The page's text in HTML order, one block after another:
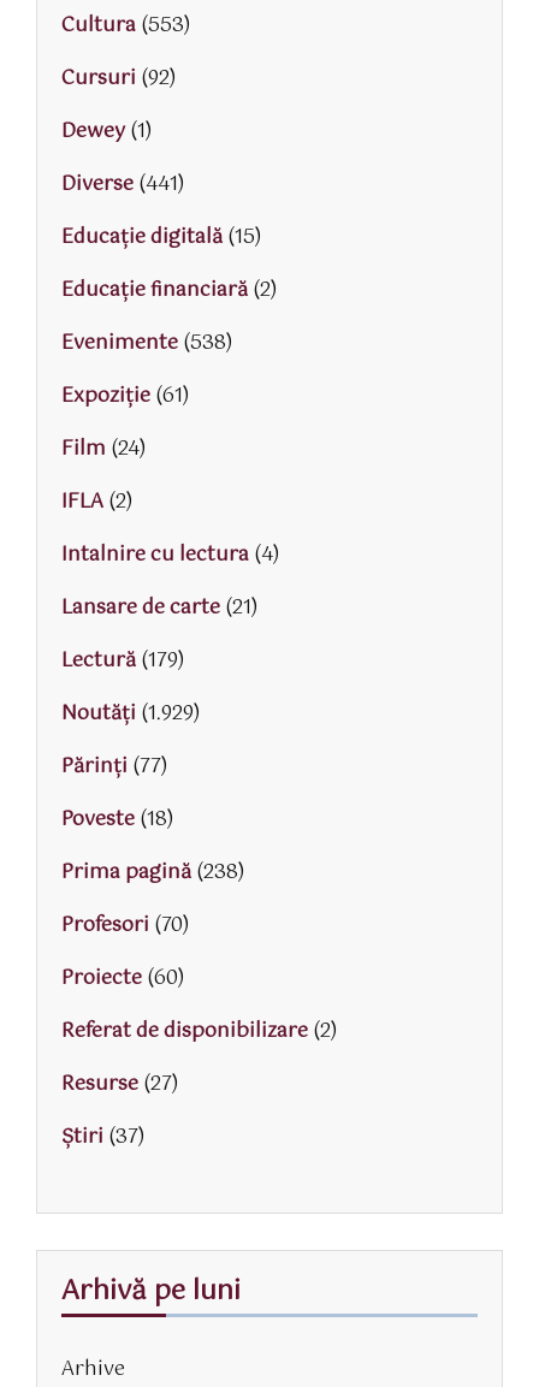
Cultura(553)
Cursuri (92)
Dewey(1)
Diverse(441)
Educaţie digitală(15)
Educaţie financiară(2)
Evenimente(538)
Expoziție(61)
Film (24)
IFLA(2)
Intalnire cu lectura(4)
Lansare de carte(21)
Lectură(179)
Noutăți (1.929)
Părinţi (77)
Poveste(18)
Prima pagină(238)
Profesori (70)
Proiecte(60)
Referat de disponibilizare(2)
Resurse(27)
Știri (37)
Arhivă pe luni
Arhive